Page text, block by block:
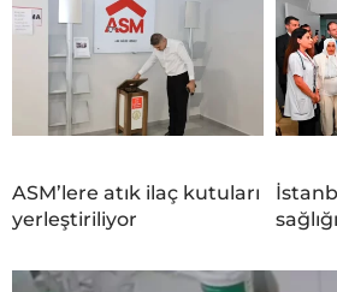
ASM’lere atık ilaç kutuları
yerleştiriliyor